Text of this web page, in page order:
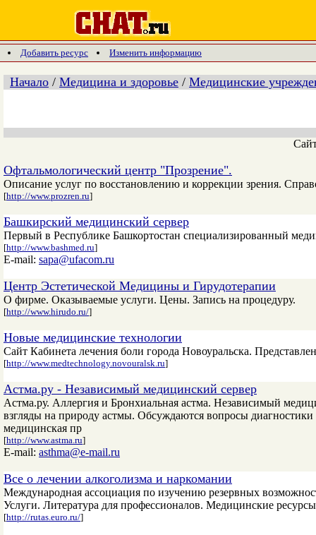
Добавить ресурс Изменить информацию
Начало / Медицина и здоровье / Медицинские
Офтальмологический центр "Прозрение".
Описание услуг по восстановлению и коррекции зрения.
[http://www.prozren.ru]
Башкирский медицинский сервер
Первый в Республике Башкортостан специализированный
[http://www.bashmed.ru]
E-mail: sapa@ufacom.ru
Центр Эстетической Медицины и Гирудотерапии
О фирме. Оказываемые услуги. Цены. Запись на процедуру.
[http://www.hirudo.ru/]
Новые медицинские технологии
Сайт Кабинета лечения боли города Новоуральска.
[http://www.medtechnology.novouralsk.ru]
Астма.ру - Независимый медицинский сервер
Астма.ру. Аллергия и Бронхиальная астма. Независимый
взгляды на природу астмы. Обсуждаются вопросы
медицинская пр
[http://www.astma.ru]
E-mail: asthma@e-mail.ru
Все о лечении алкоголизма и наркомании
Международная ассоциация по изучению резервных
Услуги. Литература для профессионалов. Медицинские
[http://rutas.euro.ru/]